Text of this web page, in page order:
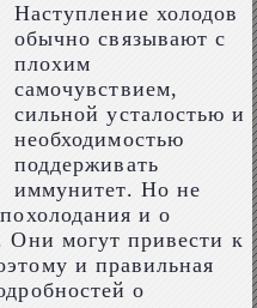
Наступление холодов
обычно связывают с
плохим
самочувствием,
сильной усталостью и
необходимостью
поддерживать
иммунитет. Но не
и о
Они могут привести к
и правильная
о